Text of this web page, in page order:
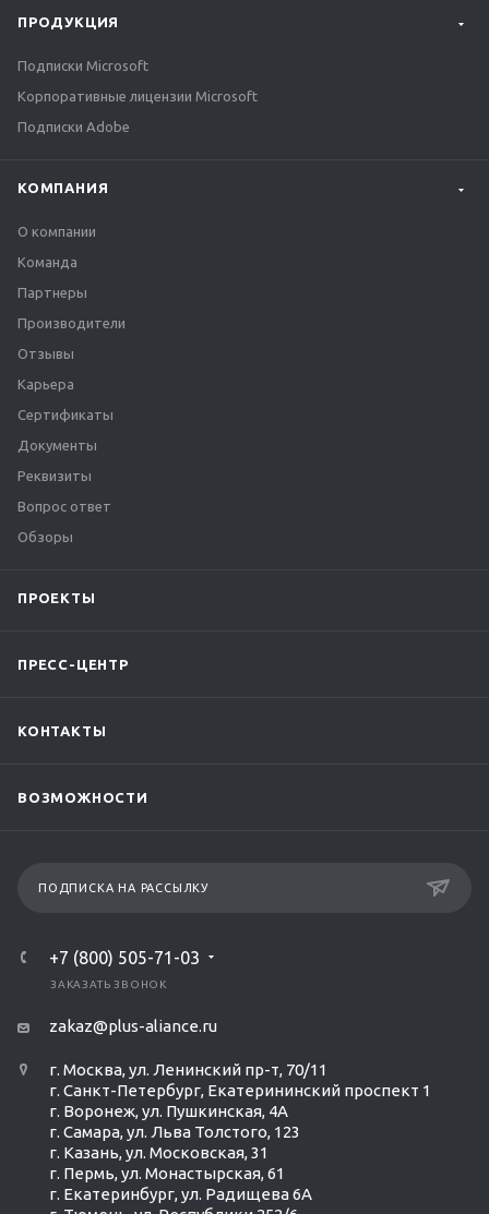
ПРОДУКЦИЯ
Подписки Microsoft
Корпоративные лицензии Microsoft
Подписки Adobe
КОМПАНИЯ
О компании
Команда
Партнеры
Производители
Отзывы
Карьера
Сертификаты
Документы
Реквизиты
Вопрос ответ
Обзоры
ПРОЕКТЫ
ПРЕСС-ЦЕНТР
КОНТАКТЫ
ВОЗМОЖНОСТИ
ПОДПИСКА НА РАССЫЛКУ
+7 (800) 505-71-03
ЗАКАЗАТЬ ЗВОНОК
zakaz@plus-aliance.ru
г. Москва, ул. Ленинский пр-т, 70/11
г. Санкт-Петербург, Екатерининский проспект 1
г. Воронеж, ул. Пушкинская, 4А
г. Самара, ул. Льва Толстого, 123
г. Казань, ул. Московская, 31
г. Пермь, ул. Монастырская, 61
г. Екатеринбург, ул. Радищева 6А